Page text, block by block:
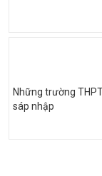
Những trường
sáp nhập